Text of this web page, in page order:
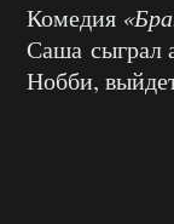
Комедия
Саша сыграл
Нобби,